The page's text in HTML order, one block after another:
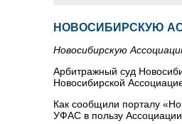
НОВОСИБИРСКУЮ
Новосибирскую
Арбитражный суд
Новосибирской
Как сообщили порталу
УФАС в пользу